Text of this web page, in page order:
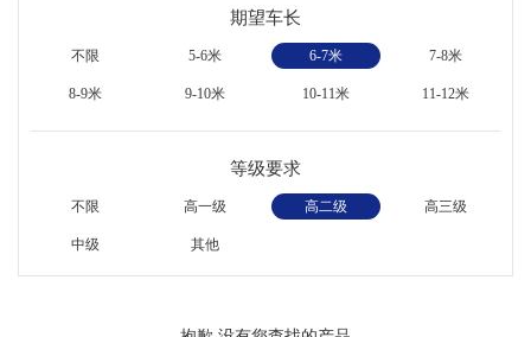
期望车长
不限 5-6米 6-7米 7-8米
8-9米 9-10米 10-11米 11-12米
等级要求
不限 高一级 高二级 高三级
中级 其他